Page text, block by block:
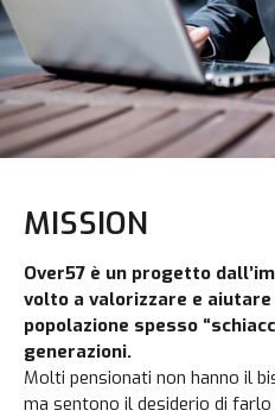
MISSION
Over57 è un progetto
volto a valorizzare e
popolazione spesso
generazioni.
Molti pensionati non hanno il
ma sentono il desiderio di